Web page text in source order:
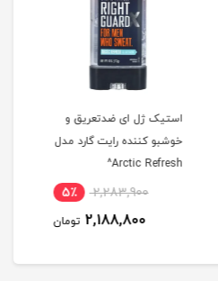
استیک ژل ای ضدتعریق و
خوشبو کننده رایت گارد مدل
Arctic Refresh^
2,283,900 5٪
2,188,800 تومان